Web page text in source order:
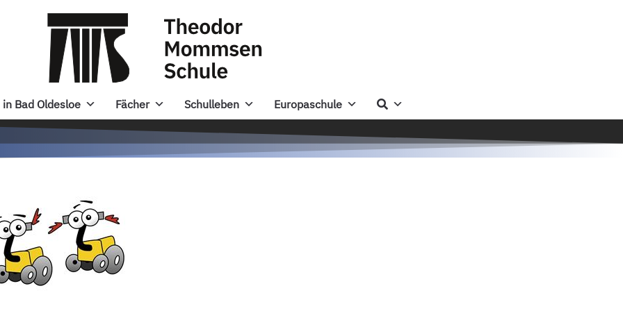
Bad Oldesloe Fächer Schulleben Europaschule